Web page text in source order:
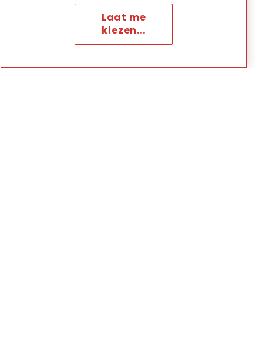
de top, en tegen welke prijs? Met geluid uit een
oude radiodocumentaire.
10. Revolusi (KLARA, De
Laat me
kiezen...